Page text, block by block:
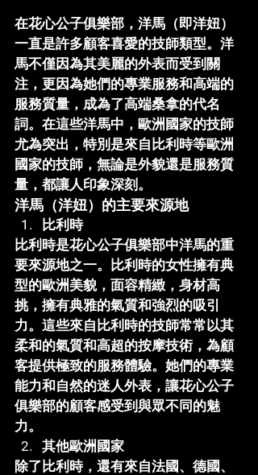
在花心公子俱樂部 ，洋馬（即洋妞）
一直是許多顧客喜愛的技師類型。洋
馬不僅因為其美麗的外表而受到關
注，更因為她們的專業服務和高端的
服務質量，成為了高端桑拿的代名
詞。在這些洋馬中，歐洲國家的技師
尤為突出，特別是來自比利時等歐洲
國家的技師，無論是外貌還是服務質
量，都讓人印象深刻。
洋馬（洋妞）的主要來源地
比利時
比利時是花心公子俱樂部中洋馬的重
要來源地之一。比利時的女性擁有典
型的歐洲美貌，面容精緻，身材高
挑，擁有典雅的氣質和強烈的吸引
力。這些來自比利時的技師常常以其
柔和的氣質和高超的按摩技術，為顧
客提供極致的服務體驗。她們的專業
能力和自然的迷人外表，讓花心公子
俱樂部的顧客感受到與眾不同的魅
力。
其他歐洲國家
除了比利時，還有來自法國、德國、